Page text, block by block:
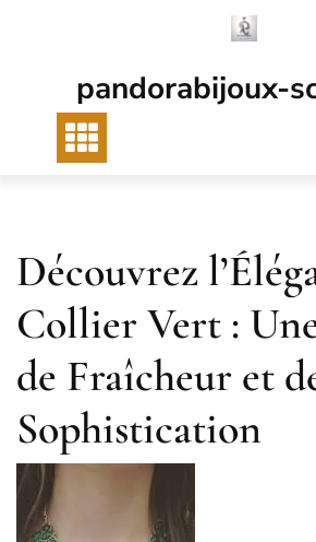
pandorabijoux-
Découvrez
Collier Vert :
de Fraîcheur et
Sophistication